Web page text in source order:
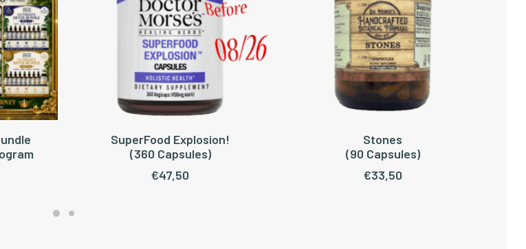
TOEVOEGEN AAN WINKELWAGEN
SuperFood Explosion!
(360 Capsules)
€47,50
TOEVOEGEN AAN WINKELWAGEN
Stones
(90 Capsules)
€33,50